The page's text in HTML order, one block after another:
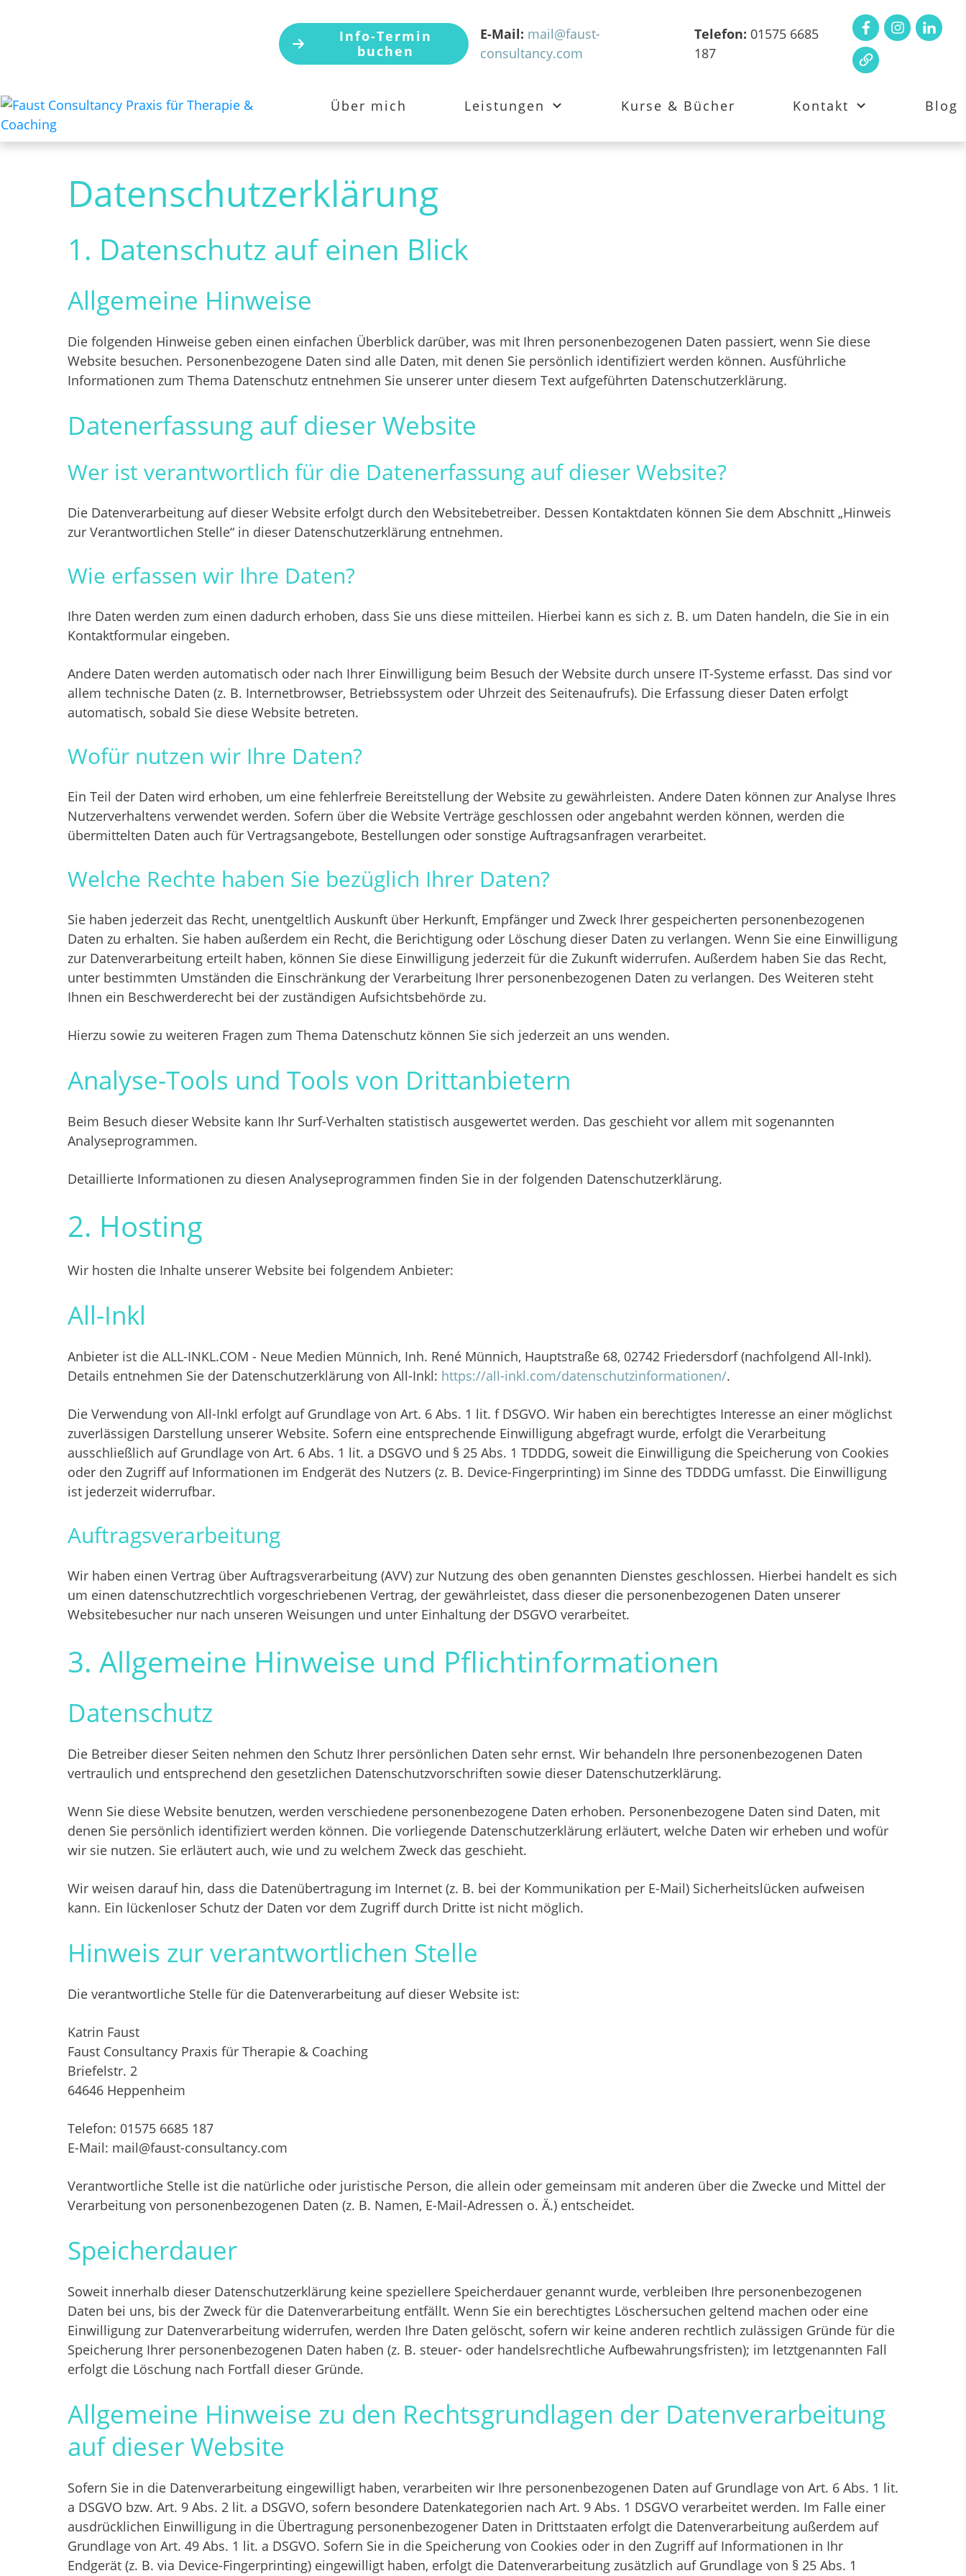
Info-Termin
buchen
E-Mail: mail@faust-
consultancy.com
Telefon: 01575 6685
187
Über mich Leistungen Kurse & Bücher Kontakt Blog
Datenschutz­erklärung
1. Datenschutz auf einen Blick
Allgemeine Hinweise
Die folgenden Hinweise geben einen einfachen Überblick darüber, was mit Ihren personenbezogenen Daten passiert, wenn Sie diese
Website besuchen. Personenbezogene Daten sind alle Daten, mit denen Sie persönlich identifiziert werden können. Ausführliche
Informationen zum Thema Datenschutz entnehmen Sie unserer unter diesem Text aufgeführten Datenschutzerklärung.
Datenerfassung auf dieser Website
Wer ist verantwortlich für die Datenerfassung auf dieser Website?
Die Datenverarbeitung auf dieser Website erfolgt durch den Websitebetreiber. Dessen Kontaktdaten können Sie dem Abschnitt „Hinweis
zur Verantwortlichen Stelle“ in dieser Datenschutzerklärung entnehmen.
Wie erfassen wir Ihre Daten?
Ihre Daten werden zum einen dadurch erhoben, dass Sie uns diese mitteilen. Hierbei kann es sich z. B. um Daten handeln, die Sie in ein
Kontaktformular eingeben.
Andere Daten werden automatisch oder nach Ihrer Einwilligung beim Besuch der Website durch unsere IT-Systeme erfasst. Das sind vor
allem technische Daten (z. B. Internetbrowser, Betriebssystem oder Uhrzeit des Seitenaufrufs). Die Erfassung dieser Daten erfolgt
automatisch, sobald Sie diese Website betreten.
Wofür nutzen wir Ihre Daten?
Ein Teil der Daten wird erhoben, um eine fehlerfreie Bereitstellung der Website zu gewährleisten. Andere Daten können zur Analyse Ihres
Nutzerverhaltens verwendet werden. Sofern über die Website Verträge geschlossen oder angebahnt werden können, werden die
übermittelten Daten auch für Vertragsangebote, Bestellungen oder sonstige Auftragsanfragen verarbeitet.
Welche Rechte haben Sie bezüglich Ihrer Daten?
Sie haben jederzeit das Recht, unentgeltlich Auskunft über Herkunft, Empfänger und Zweck Ihrer gespeicherten personenbezogenen
Daten zu erhalten. Sie haben außerdem ein Recht, die Berichtigung oder Löschung dieser Daten zu verlangen. Wenn Sie eine Einwilligung
zur Datenverarbeitung erteilt haben, können Sie diese Einwilligung jederzeit für die Zukunft widerrufen. Außerdem haben Sie das Recht,
unter bestimmten Umständen die Einschränkung der Verarbeitung Ihrer personenbezogenen Daten zu verlangen. Des Weiteren steht
Ihnen ein Beschwerderecht bei der zuständigen Aufsichtsbehörde zu.
Hierzu sowie zu weiteren Fragen zum Thema Datenschutz können Sie sich jederzeit an uns wenden.
Analyse-Tools und Tools von Dritt­anbietern
Beim Besuch dieser Website kann Ihr Surf-Verhalten statistisch ausgewertet werden. Das geschieht vor allem mit sogenannten
Analyseprogrammen.
Detaillierte Informationen zu diesen Analyseprogrammen finden Sie in der folgenden Datenschutzerklärung.
2. Hosting
Wir hosten die Inhalte unserer Website bei folgendem Anbieter:
All-Inkl
Anbieter ist die ALL-INKL.COM - Neue Medien Münnich, Inh. René Münnich, Hauptstraße 68, 02742 Friedersdorf (nachfolgend All-Inkl).
Details entnehmen Sie der Datenschutzerklärung von All-Inkl: https://all-inkl.com/datenschutzinformationen/.
Die Verwendung von All-Inkl erfolgt auf Grundlage von Art. 6 Abs. 1 lit. f DSGVO. Wir haben ein berechtigtes Interesse an einer möglichst
zuverlässigen Darstellung unserer Website. Sofern eine entsprechende Einwilligung abgefragt wurde, erfolgt die Verarbeitung
ausschließlich auf Grundlage von Art. 6 Abs. 1 lit. a DSGVO und § 25 Abs. 1 TDDDG, soweit die Einwilligung die Speicherung von Cookies
oder den Zugriff auf Informationen im Endgerät des Nutzers (z. B. Device-Fingerprinting) im Sinne des TDDDG umfasst. Die Einwilligung
ist jederzeit widerrufbar.
Auftragsverarbeitung
Wir haben einen Vertrag über Auftragsverarbeitung (AVV) zur Nutzung des oben genannten Dienstes geschlossen. Hierbei handelt es sich
um einen datenschutzrechtlich vorgeschriebenen Vertrag, der gewährleistet, dass dieser die personenbezogenen Daten unserer
Websitebesucher nur nach unseren Weisungen und unter Einhaltung der DSGVO verarbeitet.
3. Allgemeine Hinweise und Pflicht­informationen
Datenschutz
Die Betreiber dieser Seiten nehmen den Schutz Ihrer persönlichen Daten sehr ernst. Wir behandeln Ihre personenbezogenen Daten
vertraulich und entsprechend den gesetzlichen Datenschutzvorschriften sowie dieser Datenschutzerklärung.
Wenn Sie diese Website benutzen, werden verschiedene personenbezogene Daten erhoben. Personenbezogene Daten sind Daten, mit
denen Sie persönlich identifiziert werden können. Die vorliegende Datenschutzerklärung erläutert, welche Daten wir erheben und wofür
wir sie nutzen. Sie erläutert auch, wie und zu welchem Zweck das geschieht.
Wir weisen darauf hin, dass die Datenübertragung im Internet (z. B. bei der Kommunikation per E-Mail) Sicherheitslücken aufweisen
kann. Ein lückenloser Schutz der Daten vor dem Zugriff durch Dritte ist nicht möglich.
Hinweis zur verantwortlichen Stelle
Die verantwortliche Stelle für die Datenverarbeitung auf dieser Website ist:
Katrin Faust
Faust Consultancy Praxis für Therapie & Coaching
Briefelstr. 2
64646 Heppenheim
Telefon: 01575 6685 187
E-Mail: mail@faust-consultancy.com
Verantwortliche Stelle ist die natürliche oder juristische Person, die allein oder gemeinsam mit anderen über die Zwecke und Mittel der
Verarbeitung von personenbezogenen Daten (z. B. Namen, E-Mail-Adressen o. Ä.) entscheidet.
Speicherdauer
Soweit innerhalb dieser Datenschutzerklärung keine speziellere Speicherdauer genannt wurde, verbleiben Ihre personenbezogenen
Daten bei uns, bis der Zweck für die Datenverarbeitung entfällt. Wenn Sie ein berechtigtes Löschersuchen geltend machen oder eine
Einwilligung zur Datenverarbeitung widerrufen, werden Ihre Daten gelöscht, sofern wir keine anderen rechtlich zulässigen Gründe für die
Speicherung Ihrer personenbezogenen Daten haben (z. B. steuer- oder handelsrechtliche Aufbewahrungsfristen); im letztgenannten Fall
erfolgt die Löschung nach Fortfall dieser Gründe.
Allgemeine Hinweise zu den Rechtsgrundlagen der Datenverarbeitung
auf dieser Website
Sofern Sie in die Datenverarbeitung eingewilligt haben, verarbeiten wir Ihre personenbezogenen Daten auf Grundlage von Art. 6 Abs. 1 lit.
a DSGVO bzw. Art. 9 Abs. 2 lit. a DSGVO, sofern besondere Datenkategorien nach Art. 9 Abs. 1 DSGVO verarbeitet werden. Im Falle einer
ausdrücklichen Einwilligung in die Übertragung personenbezogener Daten in Drittstaaten erfolgt die Datenverarbeitung außerdem auf
Grundlage von Art. 49 Abs. 1 lit. a DSGVO. Sofern Sie in die Speicherung von Cookies oder in den Zugriff auf Informationen in Ihr
Endgerät (z. B. via Device-Fingerprinting) eingewilligt haben, erfolgt die Datenverarbeitung zusätzlich auf Grundlage von § 25 Abs. 1